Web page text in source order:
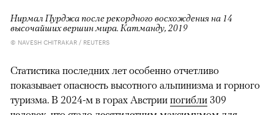
Нирмал Пурджа после рекордного восхождения на 14
высочайших вершин мира. Катманду, 2019
© NAVESH CHITRAKAR / REUTERS
Статистика последних лет особенно отчетливо
показывает опасность высотного альпинизма и горного
туризма. В 2024-м в горах Австрии погибли 309